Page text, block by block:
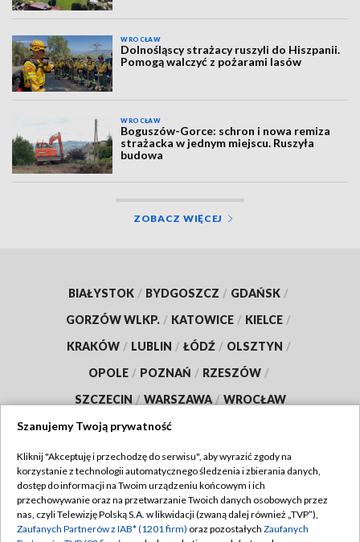
WROCŁAW
Dolnośląscy strażacy ruszyli do Hiszpanii.
Pomogą walczyć z pożarami lasów
WROCŁAW
Boguszów-Gorce: schron i nowa remiza
strażacka w jednym miejscu. Ruszyła
budowa
ZOBACZ WIĘCEJ
BIAŁYSTOK / BYDGOSZCZ / GDAŃSK /
GORZÓW WLKP. / KATOWICE / KIELCE /
KRAKÓW / LUBLIN / ŁÓDŹ / OLSZTYN /
OPOLE / POZNAŃ / RZESZÓW /
SZCZECIN / WARSZAWA / WROCŁAW
Dołącz do nas:
TVP
Abonament TVP
Szanujemy Twoją prywatność
Kliknij "Akceptuję i przechodzę do serwisu", aby wyrazić zgody na
korzystanie z technologii automatycznego śledzenia i zbierania danych,
dostęp do informacji na Twoim urządzeniu końcowym i ich
przechowywanie oraz na przetwarzanie Twoich danych osobowych przez
nas, czyli Telewizję Polską S.A. w likwidacji (zwaną dalej również „TVP”),
Zaufanych Partnerów z IAB* (1201 firm) oraz pozostałych Zaufanych